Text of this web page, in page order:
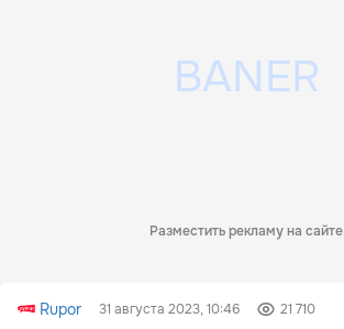
Разместить рекламу на сайте
Rupor 31 августа 2023, 10:46 21 710